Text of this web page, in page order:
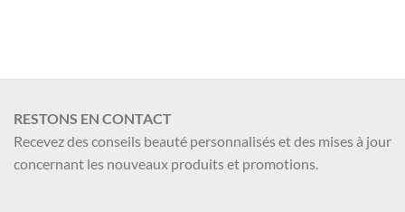
RESTONS EN CONTACT
Recevez des conseils beauté personnalisés et des mises à jour
concernant les nouveaux produits et promotions.